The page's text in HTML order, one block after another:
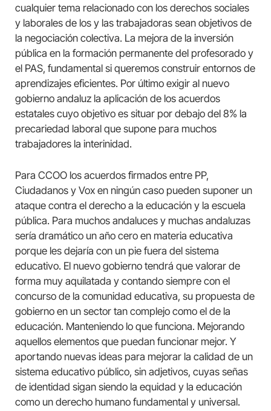
cualquier tema relacionado con los derechos sociales
y laborales de los y las trabajadoras sean objetivos de
la negociación colectiva. La mejora de la inversión
pública en la formación permanente del profesorado y
el PAS, fundamental si queremos construir entornos de
aprendizajes eficientes. Por último exigir al nuevo
gobierno andaluz la aplicación de los acuerdos
estatales cuyo objetivo es situar por debajo del 8% la
precariedad laboral que supone para muchos
trabajadores la interinidad.
Para CCOO los acuerdos firmados entre PP,
Ciudadanos y Vox en ningún caso pueden suponer un
ataque contra el derecho a la educación y la escuela
pública. Para muchos andaluces y muchas andaluzas
sería dramático un año cero en materia educativa
porque les dejaría con un pie fuera del sistema
educativo. El nuevo gobierno tendrá que valorar de
forma muy aquilatada y contando siempre con el
concurso de la comunidad educativa, su propuesta de
gobierno en un sector tan complejo como el de la
educación. Manteniendo lo que funciona. Mejorando
aquellos elementos que puedan funcionar mejor. Y
aportando nuevas ideas para mejorar la calidad de un
sistema educativo público, sin adjetivos, cuyas señas
de identidad sigan siendo la equidad y la educación
como un derecho humano fundamental y universal.